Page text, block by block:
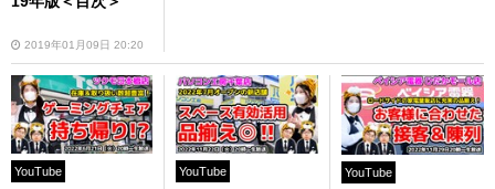
2019年01月09日 20:20
YouTube YouTube YouTube